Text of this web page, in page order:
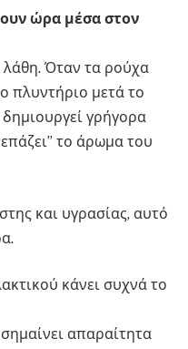
ώρα μέσα στον
λάθη. Όταν τα ρούχα
πλυντήριο μετά το
γρήγορα
το άρωμα του
και υγρασίας, αυτό
κάνει συχνά το
απαραίτητα